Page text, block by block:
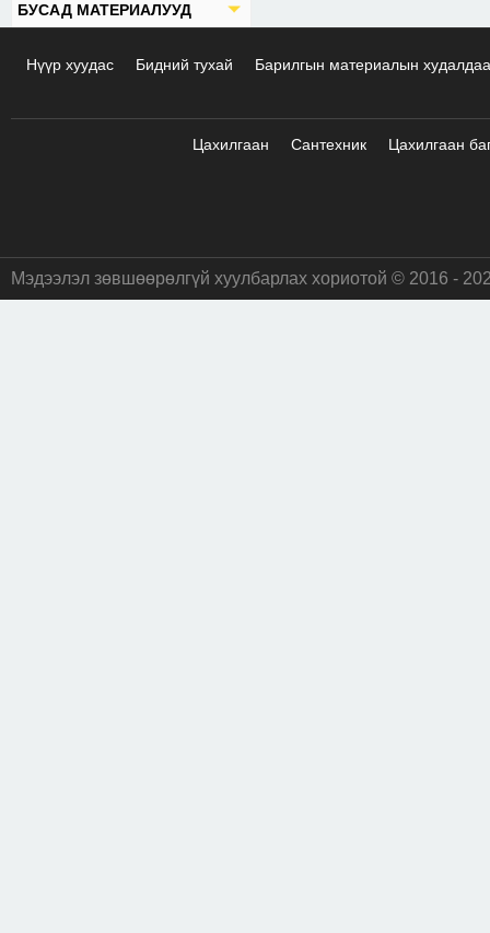
БУСАД МАТЕРИАЛУУД
Нүүр хуудас Бидний тухай Барилгын материалын
Цахилгаан Сантехник Цахилгаан
Мэдээлэл зөвшөөрөлгүй хуулбарлах хориотой © 2016 -